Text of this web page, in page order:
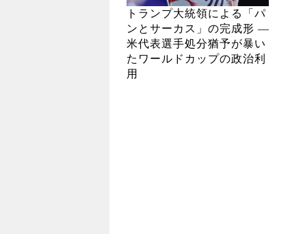
トランプ大統領による「パ
ンとサーカス」の完成形 ―
米代表選手処分猶予が暴い
たワールドカップの政治利
用